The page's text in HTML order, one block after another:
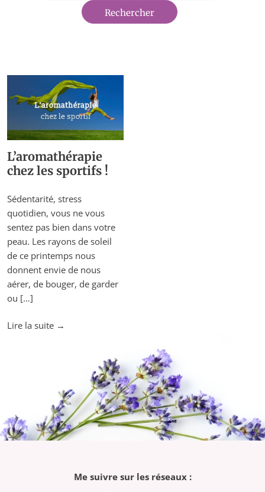
L’aromathérapie
chez les sportifs !
Sédentarité, stress
quotidien, vous ne vous
sentez pas bien dans votre
peau. Les rayons de soleil
de ce printemps nous
donnent envie de nous
aérer, de bouger, de garder
ou […]
Lire la suite "L’aromathérapie
→
Me suivre sur les réseaux :